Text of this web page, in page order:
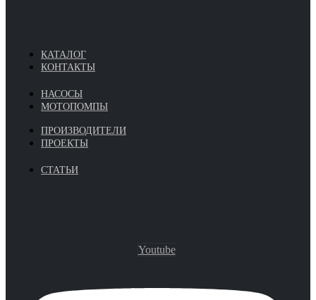
КАТАЛОГ
КОНТАКТЫ
НАСОСЫ
МОТОПОМПЫ
ПРОИЗВОДИТЕЛИ
ПРОЕКТЫ
СТАТЬИ
Youtube